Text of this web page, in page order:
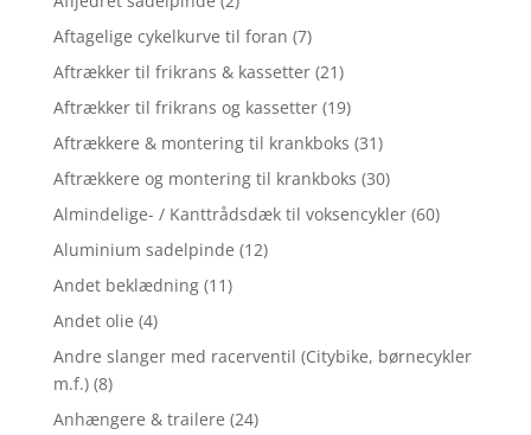
Aftagelige cykelkurve til foran (7)
Aftrækker til frikrans & kassetter (21)
Aftrækker til frikrans og kassetter (19)
Aftrækkere & montering til krankboks (31)
Aftrækkere og montering til krankboks (30)
Almindelige- / Kanttrådsdæk til voksencykler (60)
Aluminium sadelpinde (12)
Andet beklædning (11)
Andet olie (4)
Andre slanger med racerventil (Citybike, børnecykler
m.f.) (8)
Anhængere & trailere (24)